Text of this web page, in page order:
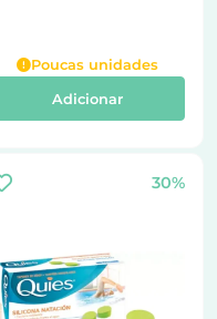
Poucas unidades
Adicionar
30%